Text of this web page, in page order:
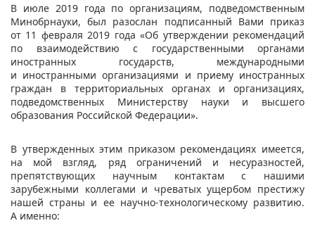
В июле 2019 года по организациям, подведомственным
Минобрнауки, был разослан подписанный Вами приказ
от 11 февраля 2019 года «Об утверждении рекомендаций
по взаимодействию с государственными органами
иностранных государств, международными
и иностранными организациями и приему иностранных
граждан в территориальных органах и организациях,
подведомственных Министерству науки и высшего
образования Российской Федерации».
В утвержденных этим приказом рекомендациях имеется,
на мой взгляд, ряд ограничений и несуразностей,
препятствующих научным контактам с нашими
зарубежными коллегами и чреватых ущербом престижу
нашей страны и ее научно-технологическому развитию.
А именно: